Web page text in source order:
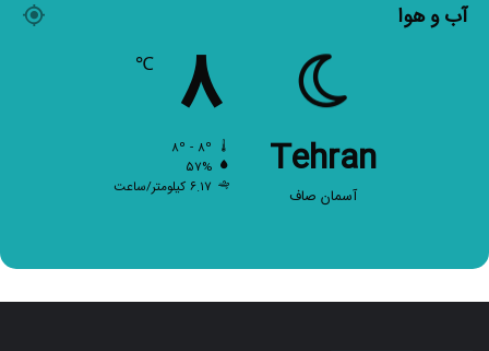
آب و هوا
Tehran
آسمان صاف
۸ ℃
۵۷%
۶.۱۷ کیلومتر/ساعت